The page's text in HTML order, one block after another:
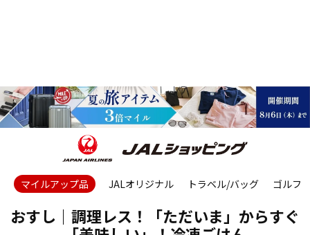
マイルアップ品 JALオリジナル トラベル/バッグ ゴルフ
おすし｜調理レス！「ただいま」からすぐ